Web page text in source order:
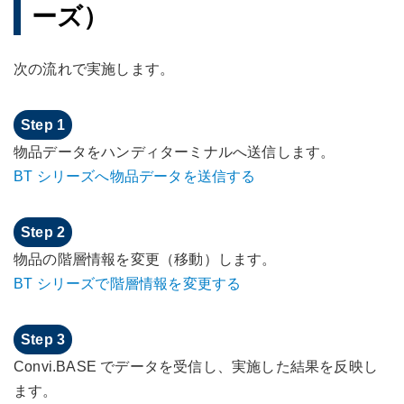
ーズ）
次の流れで実施します。
物品データをハンディターミナルへ送信します。
BT シリーズへ物品データを送信する
物品の階層情報を変更（移動）します。
BT シリーズで階層情報を変更する
Convi.BASE でデータを受信し、実施した結果を反映し
ます。